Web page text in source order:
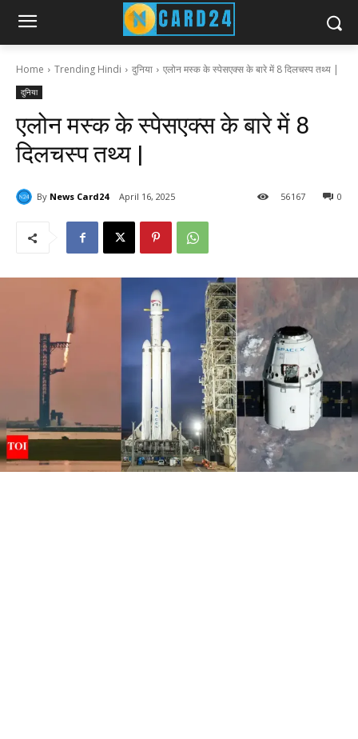
Home Trending Hindi दुनिया एलोन मस्क के स्पेसएक्स के बारे में 8 दिलचस्प तथ्य |
दुनिया
एलोन मस्क के स्पेसएक्स के बारे में 8
दिलचस्प तथ्य |
By News Card24 April 16, 2025 0
56167